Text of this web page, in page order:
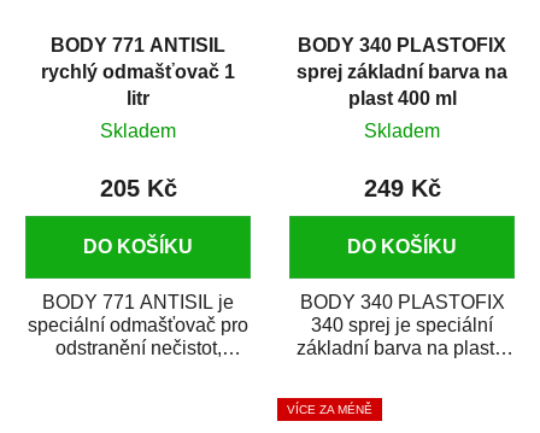
BODY 771 ANTISIL
rychlý odmašťovač 1
litr
Skladem
205 Kč
DO KOŠÍKU
BODY 771 ANTISIL je
speciální odmašťovač pro
odstranění nečistot,
BODY 340 PLASTOFIX
sprej základní barva na
plast 400 ml
Skladem
249 Kč
DO KOŠÍKU
BODY 340 PLASTOFIX
340 sprej je speciální
základní barva na plasty,
vrchních...
VÍCE ZA MÉNĚ